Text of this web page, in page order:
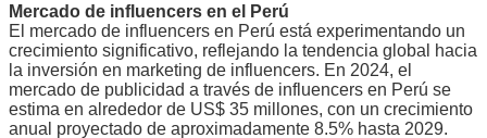
Mercado de influencers en el Perú
El mercado de influencers en Perú está experimentando un
crecimiento significativo, reflejando la tendencia global hacia
la inversión en marketing de influencers. En 2024, el
mercado de publicidad a través de influencers en Perú se
estima en alrededor de US$ 35 millones, con un crecimiento
anual proyectado de aproximadamente 8.5% hasta 2029.